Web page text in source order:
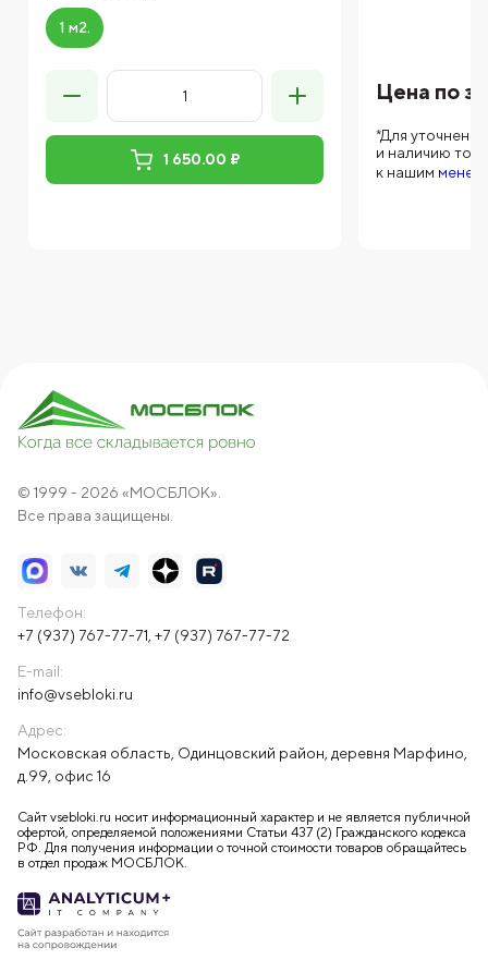
1 м2.
1 650.00 ₽
Цена по
*Для
и наличию
к нашим
© 1999 - 2026 «МОСБЛОК».
Все права защищены.
Телефон:
+7 (937) 767-77-71 +7 (937) 767-77-72
E-mail:
info@vsebloki.ru
Адрес:
Московская область, Одинцовский район, деревня Марфино,
д.99, офис 16
Сайт vsebloki.ru носит информационный характер и не является публичной
офертой, определяемой положениями Статьи 437 (2) Гражданского кодекса
РФ. Для получения информации о точной стоимости товаров обращайтесь
в отдел продаж МОСБЛОК.